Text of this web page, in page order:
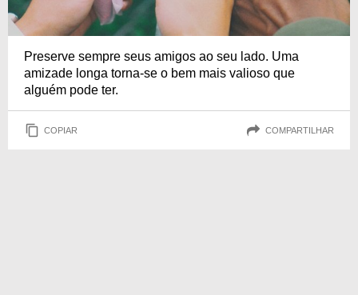
Preserve sempre seus amigos ao seu lado. Uma
amizade longa torna-se o bem mais valioso que
alguém pode ter.
COPIAR COMPARTILHAR